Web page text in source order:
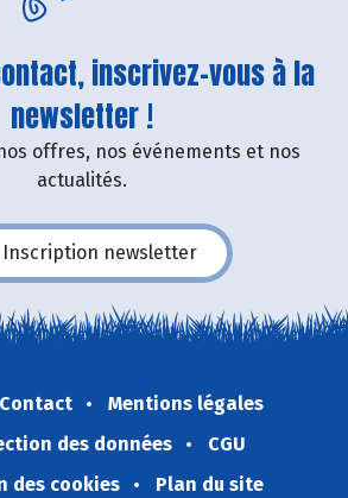
inscrivez-vous à la
newsletter !
offres, nos événements et nos
actualités.
Inscription newsletter
Contact
Mentions légales
des données
CGU
des cookies
Plan du site